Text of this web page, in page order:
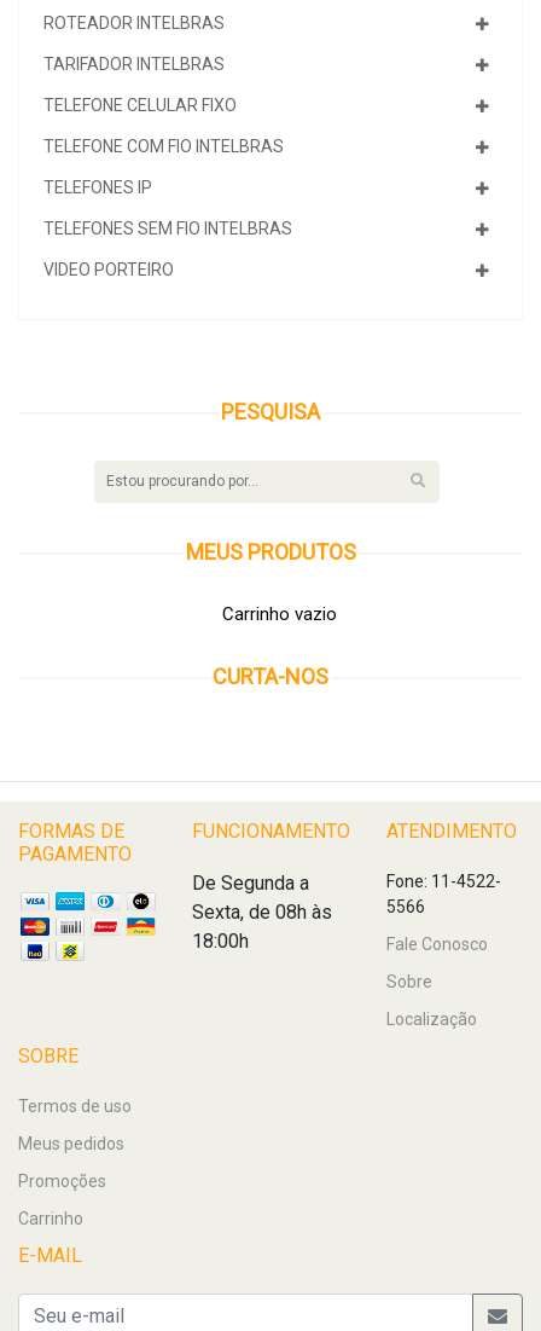
ROTEADOR INTELBRAS
TARIFADOR INTELBRAS
TELEFONE CELULAR FIXO
TELEFONE COM FIO INTELBRAS
TELEFONES IP
TELEFONES SEM FIO INTELBRAS
VIDEO PORTEIRO
PESQUISA
MEUS PRODUTOS
Carrinho vazio
CURTA-NOS
FORMAS DE
PAGAMENTO
FUNCIONAMENTO
De Segunda a
Sexta, de 08h às
18:00h
ATENDIMENTO
Fone: 11-4522-
5566
Fale Conosco
Sobre
Localização
SOBRE
Termos de uso
Meus pedidos
Promoções
Carrinho
E-MAIL